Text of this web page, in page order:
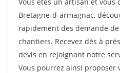
Bretagne-d-armagnac,
rapidement des demande
chantiers. Recevez dès à
devis en rejoignant notre
Vous pourrez ainsi proposer